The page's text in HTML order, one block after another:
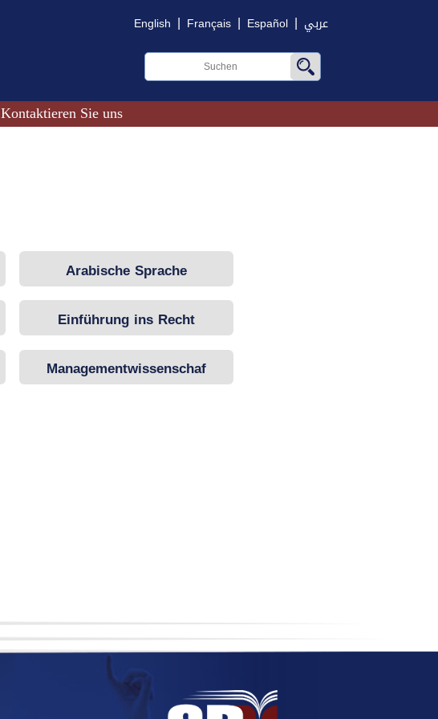
English | Français | Español | عربي
Kontaktieren Sie uns
Arabische Sprache
Einführung ins Recht
Managementwissenschaf